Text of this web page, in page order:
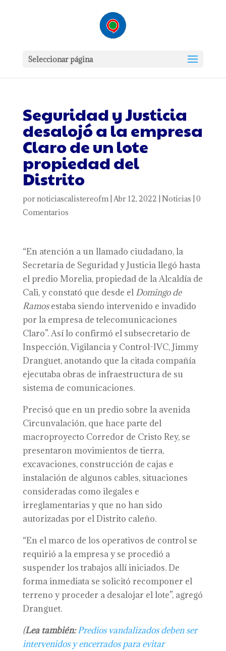
Seleccionar página
Seguridad y Justicia
desalojó a la empresa
Claro de un lote
propiedad del
Distrito
por noticiascalistereofm| Abr 12, 2022 Noticias 0
Comentarios
“En atención a un llamado ciudadano, la
Secretaría de Seguridad y Justicia llegó hasta
el predio Morelia, propiedad de la Alcaldía de
Cali, y constató que desde el Domingo de
Ramosestaba siendo intervenido e invadido
por la empresa de telecomunicaciones
Claro”. Así lo confirmó el subsecretario de
Inspección, Vigilancia y Control-IVC, Jimmy
Dranguet, anotando que la citada compañía
ejecutaba obras de infraestructura de su
sistema de comunicaciones.
Precisó que en un predio sobre la avenida
Circunvalación, que hace parte del
macroproyecto Corredor de Cristo Rey, se
presentaron movimientos de tierra,
excavaciones, construcción de cajas e
instalación de algunos cables, situaciones
consideradas como ilegales e
irreglamentarias y que no han sido
autorizadas por el Distrito caleño.
“En el marco de los operativos de control se
requirió a la empresa y se procedió a
suspender los trabajos allí iniciados. De
forma inmediata se solicitó recomponer el
terreno y proceder a desalojar el lote”, agregó
Dranguet.
(Lea también: Predios vandalizados deben ser
intervenidos y encerrados para evitar